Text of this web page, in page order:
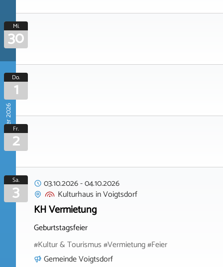
Mi.
30
Oktober 2026
Do.
1
Fr.
2
Sa.
3 03.10.2026-04.10.2026
Kulturhaus inVoigtsdorf
KH Vermietung
Geburtstagsfeier
#Kultur & Tourismus #Vermietung #Feier
Gemeinde Voigtsdorf